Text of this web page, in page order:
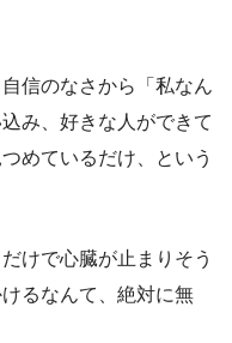
信のなさから「私なん
み、好きな人ができて
めているだけ、という
けで心臓が止まりそう
るなんて、絶対に無